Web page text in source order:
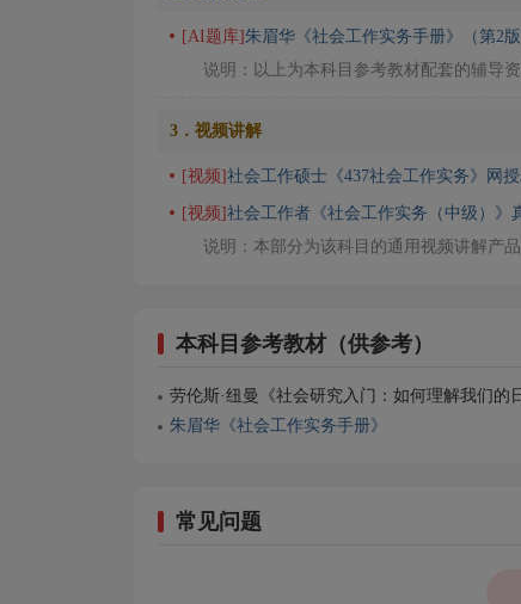
[AI题库]朱眉华《社会工作实务手册》（第2
说明：以上为本科目参考教材配套的辅导资
3．视频讲解
[视频]社会工作硕士《437社会工作实务》网
[视频]社会工作者《社会工作实务（中级）》
说明：本部分为该科目的通用视频讲解产
本科目参考教材（供参考）
劳伦斯·纽曼《社会研究入门：如何理解我们的
朱眉华《社会工作实务手册》
常见问题